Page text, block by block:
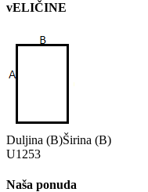
vELIČINE
Duljina (B)Širina (B)
U1253
Naša ponuda